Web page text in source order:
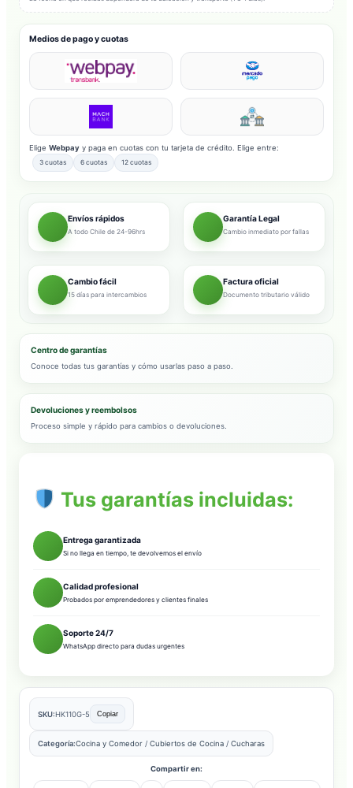
Medios de pago y cuotas
Elige Webpay y paga en cuotas con tu tarjeta de crédito. Elige entre:
3 cuotas 6 cuotas 12 cuotas
Envíos rápidos
A todo Chile de 24-96hrs
Garantía Legal
Cambio inmediato por fallas
Cambio fácil
15 días para intercambios
Factura oficial
Documento tributario válido
Centro de garantías
Conoce todas tus garantías y cómo usarlas paso a paso.
Devoluciones y reembolsos
Proceso simple y rápido para cambios o devoluciones.
Tus garantías incluidas:
Entrega garantizada
Si no llega en tiempo, te devolvemos el envío
Calidad profesional
Probados por emprendedores y clientes finales
Soporte 24/7
WhatsApp directo para dudas urgentes
SKU:HK110G-5 Copiar
Categoría:Cocina y Comedor / Cubiertos de Cocina / Cucharas
Compartir en: